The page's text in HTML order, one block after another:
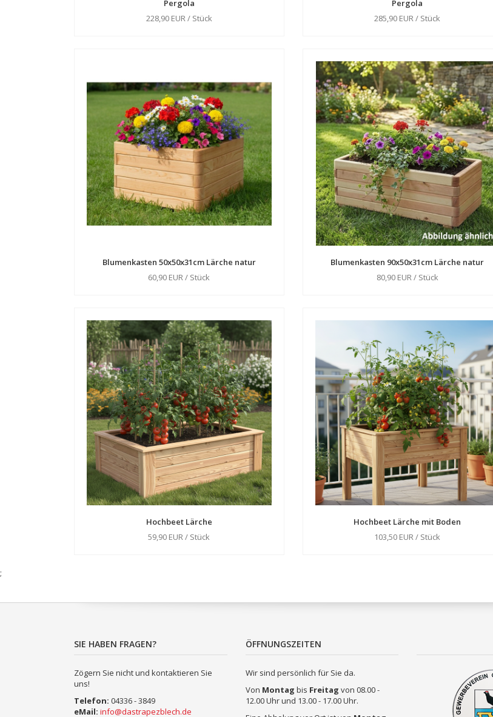
Pergola
228,90 EUR / Stück
Pergola
285,90 EUR / Stück
Blumenkasten 50x50x31cm Lärche natur
60,90 EUR / Stück
Blumenkasten 90x50x31cm Lärche natur
80,90 EUR / Stück
Hochbeet Lärche
59,90 EUR / Stück
Hochbeet Lärche mit Boden
103,50 EUR / Stück
;
SIE HABEN FRAGEN?
Zögern Sie nicht und kontaktieren Sie
uns!
Telefon: 04336 - 3849
eMail: info@dastrapezblech.de
ÖFFNUNGSZEITEN
Wir sind persönlich für Sie da.
Von Montag bis Freitag von 08.00 -
12.00 Uhr und 13.00 - 17.00 Uhr.